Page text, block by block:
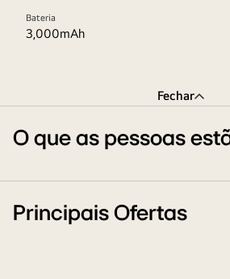
Bateria
3,000mAh
Fechar
O que as pessoas
Principais Ofertas